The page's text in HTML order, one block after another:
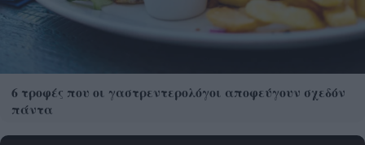
6 τροφές που οι γαστρεντερολόγοι αποφεύγουν σχεδόν
πάντα